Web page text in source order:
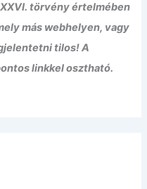
törvény értelmében
más webhelyen, vagy
tilos! A
linkkel osztható.